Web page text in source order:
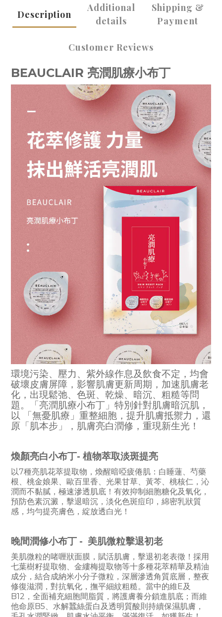
Description
Additional
details
Shipping &
Payment
Customer Reviews
BEAUCLAIR 亮潤肌療小布丁
環境污染、壓力、紫外線作息及飲食不定，均會
破壞皮膚屏障，影響肌膚更新周期，加速肌膚老
化，出現鬆弛、色斑、乾燥、暗沉、粗糙等問
題。「亮潤肌療小布丁」特別針對肌膚暗沉肌，
以 「無憂肌療」重整細胞，提升肌膚抵禦力，還
原「肌本步」，肌膚亮白潤修，重現新生光！
煥顏亮白小布丁- 植物萃取淡斑提亮
以7種亮肌花萃提取物，煥醒暗啞疲倦肌：白睡蓮、芍藥
根、桃金娘果、歐百里香、光果甘草、黃芩、桃核仁，沁
潤而不黏膩，極速滲透肌底！有效抑制細胞糖化及氧化，
預防色素沉澱，擊退暗沉，淡化色斑痘印，綿密乳狀質
感，均勻提亮膚色，綻放透白光！
晚間潤修小布丁 - 美肌微粒擊退初老
美肌微粒的啫喱狀面膜，賦活肌膚，擊退初老表徵！採用
七葉樹籽提取物、金縷梅提取物等十多種花萃精華及精油
成分，結合成納米小分子微粒，深層滲透角質底層，整夜
修復滋潤，對抗氧化，撫平細紋粗糙。當中的維E及
B12，全面補充細胞間脂質，將護膚養分鎖進肌底；而維
他命原B5、水解蠶絲蛋白及透明質酸則持續保濕肌膚，